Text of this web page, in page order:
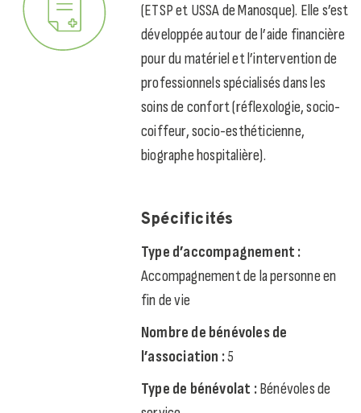
(ETSP et USSA de Manosque). Elle s’est
développée autour de l’aide financière
pour du matériel et l’intervention de
professionnels spécialisés dans les
soins de confort (réflexologie, socio-
coiffeur, socio-esthéticienne,
biographe hospitalière).
Spécificités
Type d’accompagnement :
Accompagnement de la personne en
fin de vie
Nombre de bénévoles de
l’association :5
Type de bénévolat :Bénévoles de